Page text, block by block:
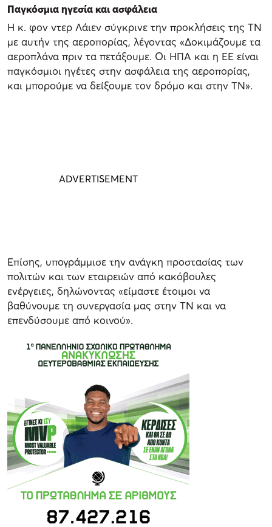
Παγκόσμια ηγεσία και ασφάλεια
Η κ. φον ντερ Λάιεν σύγκρινε την προκλήσεις της ΤΝ
με αυτήν της αεροπορίας, λέγοντας «Δοκιμάζουμε τα
αεροπλάνα πριν τα πετάξουμε. Οι ΗΠΑ και η ΕΕ είναι
παγκόσμιοι ηγέτες στην ασφάλεια της αεροπορίας,
και μπορούμε να δείξουμε τον δρόμο και στην ΤΝ».
Επίσης, υπογράμμισε την ανάγκη προστασίας των
πολιτών και των εταιρειών από κακόβουλες
ενέργειες, δηλώνοντας «είμαστε έτοιμοι να
βαθύνουμε τη συνεργασία μας στην ΤΝ και να
επενδύσουμε από κοινού».